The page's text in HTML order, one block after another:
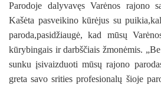
Parodoje dalyvavęs Varėnos rajono
Kašėta pasveikino kūrėjus su
paroda,pasidžiaugė, kad mūsų
kūrybingais ir darbščiais žmonėmis.
sunku įsivaizduoti mūsų rajono
greta savo srities profesionalų šioje